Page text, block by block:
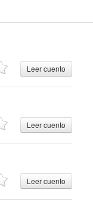
Leer cuento
Leer cuento
Leer cuento